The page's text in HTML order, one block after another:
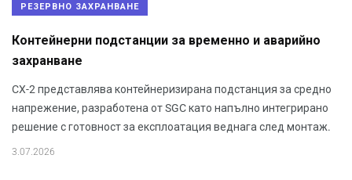
РЕЗЕРВНО ЗАХРАНВАНЕ
Контейнерни подстанции за временно и аварийно
захранване
CX-2 представлява контейнеризирана подстанция за средно
напрежение, разработена от SGC като напълно интегрирано
решение с готовност за експлоатация веднага след монтаж.
3.07.2026